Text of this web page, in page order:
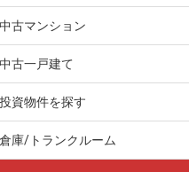
中古マンション
中古一戸建て
投資物件を探す
倉庫/トランクルーム